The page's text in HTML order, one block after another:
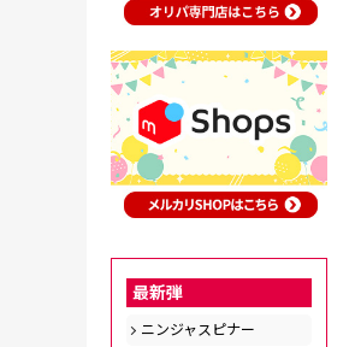
最新弾
ニンジャスピナー